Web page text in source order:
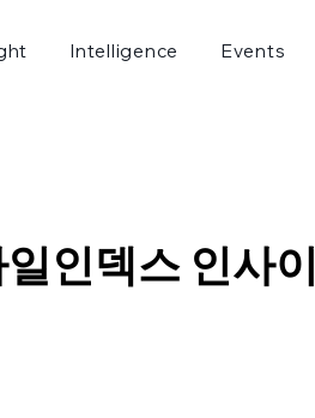
Intelligence Events
인덱스 인사이